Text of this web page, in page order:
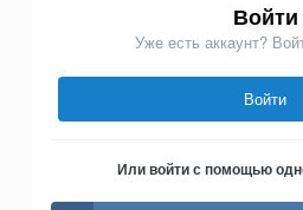
Войти
Уже есть аккаунт?
Войти
Или войти с помощью